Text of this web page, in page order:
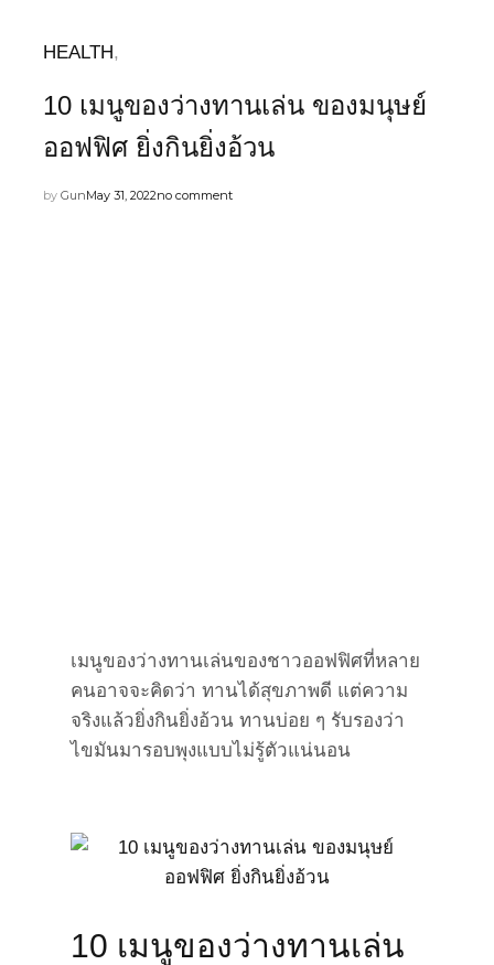
HEALTH,
10 เมนูของว่างทานเล่น ของมนุษย์
ออฟฟิศ ยิ่งกินยิ่งอ้วน
by GunMay 31, 2022no comment
เมนูของว่างทานเล่นของชาวออฟฟิศที่หลาย
คนอาจจะคิดว่า ทานได้สุขภาพดี แต่ความ
จริงแล้วยิ่งกินยิ่งอ้วน ทานบ่อย ๆ รับรองว่า
ไขมันมารอบพุงแบบไม่รู้ตัวแน่นอน
10 เมนูของว่างทานเล่น